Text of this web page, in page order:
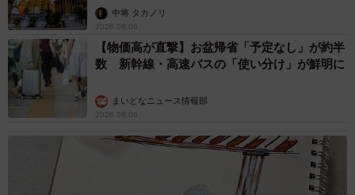
中将 タカノリ
2026.08.06
【物価高が直撃】お盆帰省「予定なし」が約半
数 新幹線・高速バスの「使い分け」が鮮明に
まいどなニュース情報部
2026.08.06